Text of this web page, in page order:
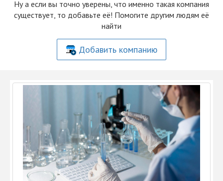
Ну а если вы точно уверены, что именно такая компания
существует, то добавьте её! Помогите другим людям её
найти
Добавить компанию